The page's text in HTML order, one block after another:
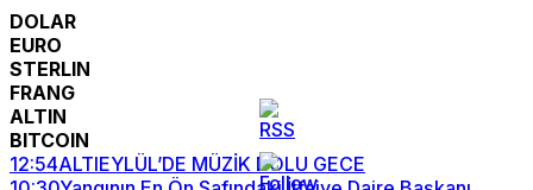
DOLAR
EURO
STERLIN
FRANG
ALTIN
BITCOIN
12:54ALTIEYLÜL’DE MÜZİK DOLU GECE